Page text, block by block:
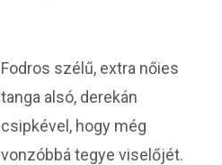
Fodros szélű, extra nőies
tanga alsó, derekán
csipkével, hogy még
vonzóbbá tegye viselőjét.